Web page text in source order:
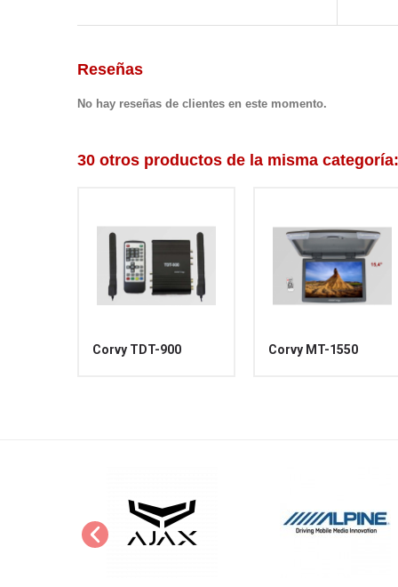
Reseñas
No hay reseñas de clientes en este momento.
30 otros productos de la misma categoría:
Corvy TDT-900 Corvy MT-1550